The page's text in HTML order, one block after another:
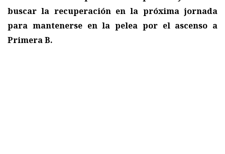
buscar la recuperación en la próxima jornada
para mantenerse en la pelea por el ascenso a
Primera B.